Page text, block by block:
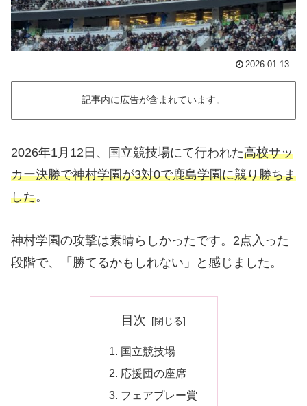
2026.01.13
記事内に広告が含まれています。
2026年1月12日、国立競技場にて行われた高校サッ
カー決勝で神村学園が3対0で鹿島学園に競り勝ちま
した。
神村学園の攻撃は素晴らしかったです。2点入った
段階で、「勝てるかもしれない」と感じました。
目次
国立競技場
応援団の座席
フェアプレー賞